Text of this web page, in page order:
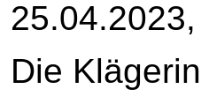
Die